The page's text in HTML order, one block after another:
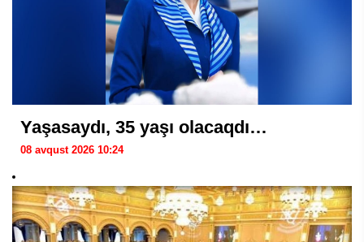
Yaşasaydı, 35 yaşı olacaqdı…
08 avqust 2026 10:24